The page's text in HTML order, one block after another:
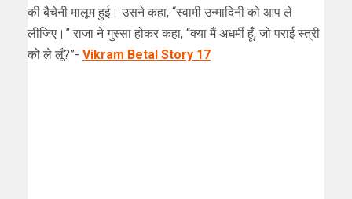
की बैचेनी मालूम हुई। उसने कहा, “स्वामी उन्मादिनी को आप ले
लीजिए।” राजा ने गुस्सा होकर कहा, “क्या मैं अधर्मी हूँ, जो पराई स्त्री
को ले लूँ?”- Vikram Betal Story 17